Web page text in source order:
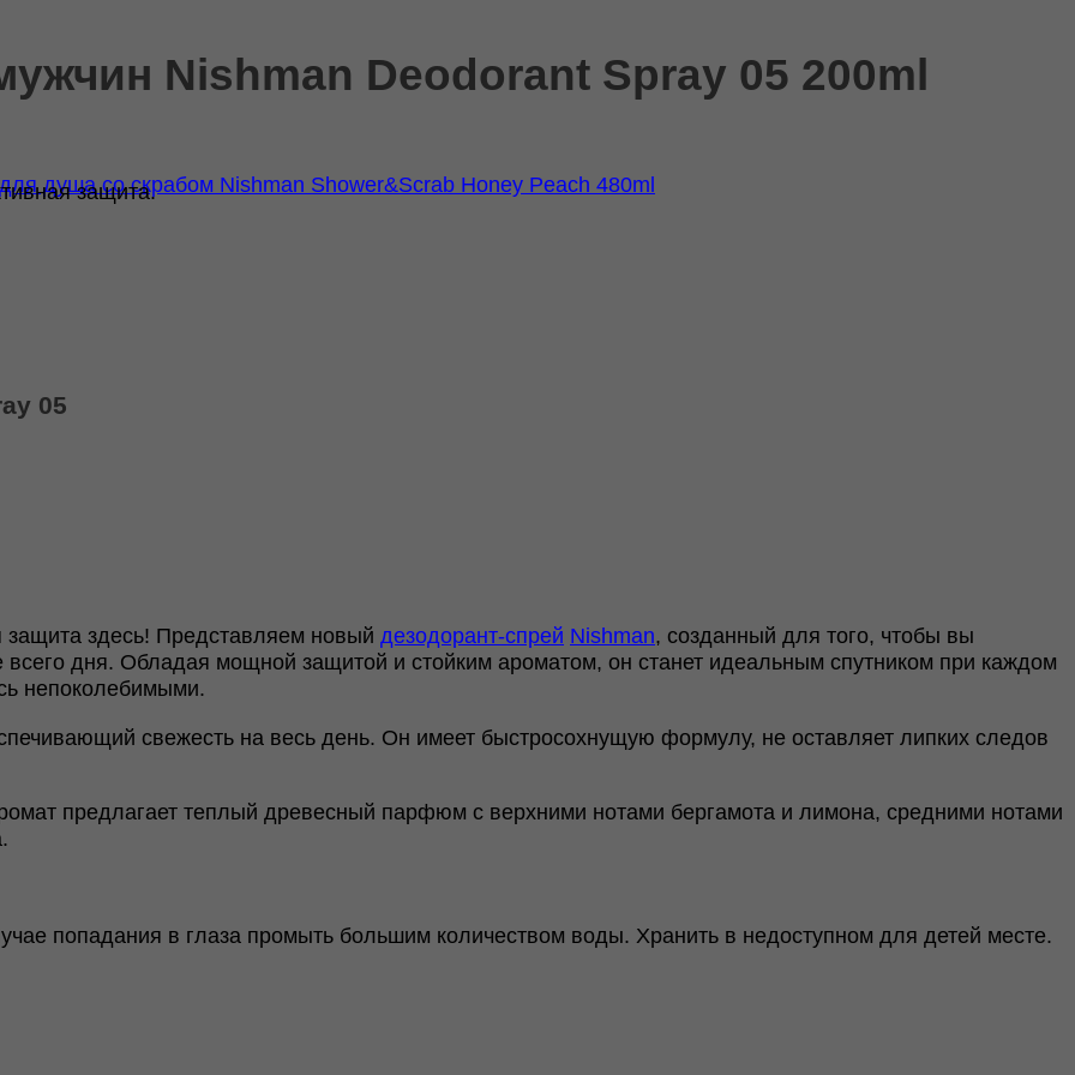
душа со скрабом Nishman Shower&Scrab Honey Peach 480ml
Nishman Deodorant Spray 05 200ml
защита.
05
здесь! Представляем новый дезодорант-спрей Nishman, созданный для того, чтобы вы
дня. Обладая мощной защитой и стойким ароматом, он станет идеальным спутником при каждом
непоколебимыми.
свежесть на весь день. Он имеет быстросохнущую формулу, не оставляет липких следов
предлагает теплый древесный парфюм с верхними нотами бергамота и лимона, средними нотами
попадания в глаза промыть большим количеством воды. Хранить в недоступном для детей месте.